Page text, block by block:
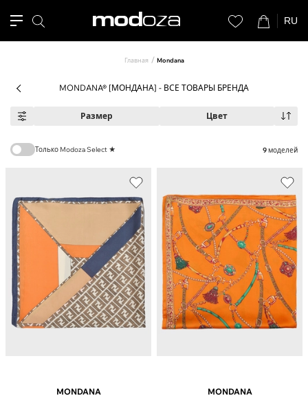
RU
Главная Mondana
MONDANA® [МОНДАНА] - ВСЕ ТОВАРЫ БРЕНДА
Размер Цвет
Только Modoza Select ★ 9моделей
MONDANA MONDANA